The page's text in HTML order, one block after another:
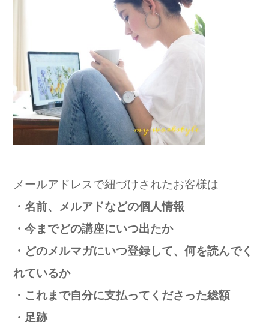
メールアドレスで紐づけされたお客様は
・名前、メルアドなどの個人情報
・今までどの講座にいつ出たか
・どのメルマガにいつ登録して、何を読んでく
れているか
・これまで自分に支払ってくださった総額
・足跡